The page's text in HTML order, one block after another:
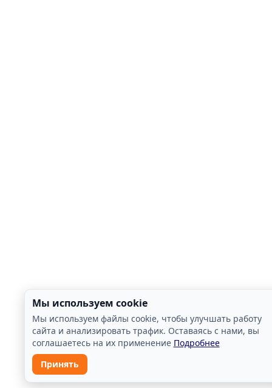
Мы используем cookie
Мы используем файлы cookie, чтобы улучшать работу
сайта и анализировать трафик. Оставаясь с нами, вы
соглашаетесь на их применение Подробнее
Принять